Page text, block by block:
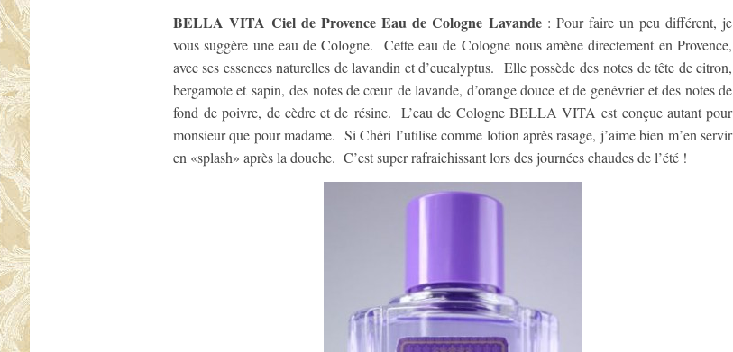
BELLA VITA Ciel de Provence Eau de Cologne Lavande: Pour faire un peu différent, je
vous suggère une eau de Cologne. Cette eau de Cologne nous amène directement en Provence,
avec ses essences naturelles de lavandin et d’eucalyptus. Elle possède des notes de tête de citron,
bergamote et sapin, des notes de cœur de lavande, d’orange douce et de genévrier et des notes de
fond de poivre, de cèdre et de résine. L’eau de Cologne BELLA VITA est conçue autant pour
monsieur que pour madame. Si Chéri l’utilise comme lotion après rasage, j’aime bien m’en servir
en «splash» après la douche. C’est super rafraichissant lors des journées chaudes de l’été !